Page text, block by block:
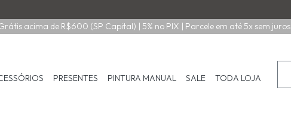
acima de R$600 (SP Capital) | 5% no PIX | Parcele em até 5x sem juros
PRESENTES PINTURA MANUAL SALE TODA LOJA